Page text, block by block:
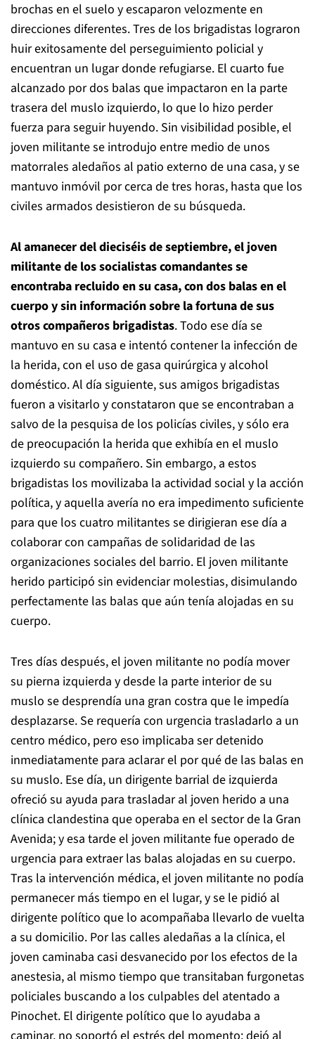
brochas en el suelo y escaparon velozmente en
direcciones diferentes. Tres de los brigadistas lograron
huir exitosamente del perseguimiento policial y
encuentran un lugar donde refugiarse. El cuarto fue
alcanzado por dos balas que impactaron en la parte
trasera del muslo izquierdo, lo que lo hizo perder
fuerza para seguir huyendo. Sin visibilidad posible, el
joven militante se introdujo entre medio de unos
matorrales aledaños al patio externo de una casa, y se
mantuvo inmóvil por cerca de tres horas, hasta que los
civiles armados desistieron de su búsqueda.
Al amanecer del dieciséis de septiembre, el joven
militante de los socialistas comandantes se
encontraba recluido en su casa, con dos balas en el
cuerpo y sin información sobre la fortuna de sus
otros compañeros brigadistas. Todo ese día se
mantuvo en su casa e intentó contener la infección de
la herida, con el uso de gasa quirúrgica y alcohol
doméstico. Al día siguiente, sus amigos brigadistas
fueron a visitarlo y constataron que se encontraban a
salvo de la pesquisa de los policías civiles, y sólo era
de preocupación la herida que exhibía en el muslo
izquierdo su compañero. Sin embargo, a estos
brigadistas los movilizaba la actividad social y la acción
política, y aquella avería no era impedimento suficiente
para que los cuatro militantes se dirigieran ese día a
colaborar con campañas de solidaridad de las
organizaciones sociales del barrio. El joven militante
herido participó sin evidenciar molestias, disimulando
perfectamente las balas que aún tenía alojadas en su
cuerpo.
Tres días después, el joven militante no podía mover
su pierna izquierda y desde la parte interior de su
muslo se desprendía una gran costra que le impedía
desplazarse. Se requería con urgencia trasladarlo a un
centro médico, pero eso implicaba ser detenido
inmediatamente para aclarar el por qué de las balas en
su muslo. Ese día, un dirigente barrial de izquierda
ofreció su ayuda para trasladar al joven herido a una
clínica clandestina que operaba en el sector de la Gran
Avenida; y esa tarde el joven militante fue operado de
urgencia para extraer las balas alojadas en su cuerpo.
Tras la intervención médica, el joven militante no podía
permanecer más tiempo en el lugar, y se le pidió al
dirigente político que lo acompañaba llevarlo de vuelta
a su domicilio. Por las calles aledañas a la clínica, el
joven caminaba casi desvanecido por los efectos de la
anestesia, al mismo tiempo que transitaban furgonetas
policiales buscando a los culpables del atentado a
Pinochet. El dirigente político que lo ayudaba a